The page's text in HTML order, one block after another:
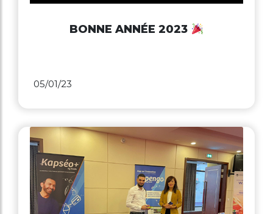
BONNE ANNÉE 2023
05/01/23